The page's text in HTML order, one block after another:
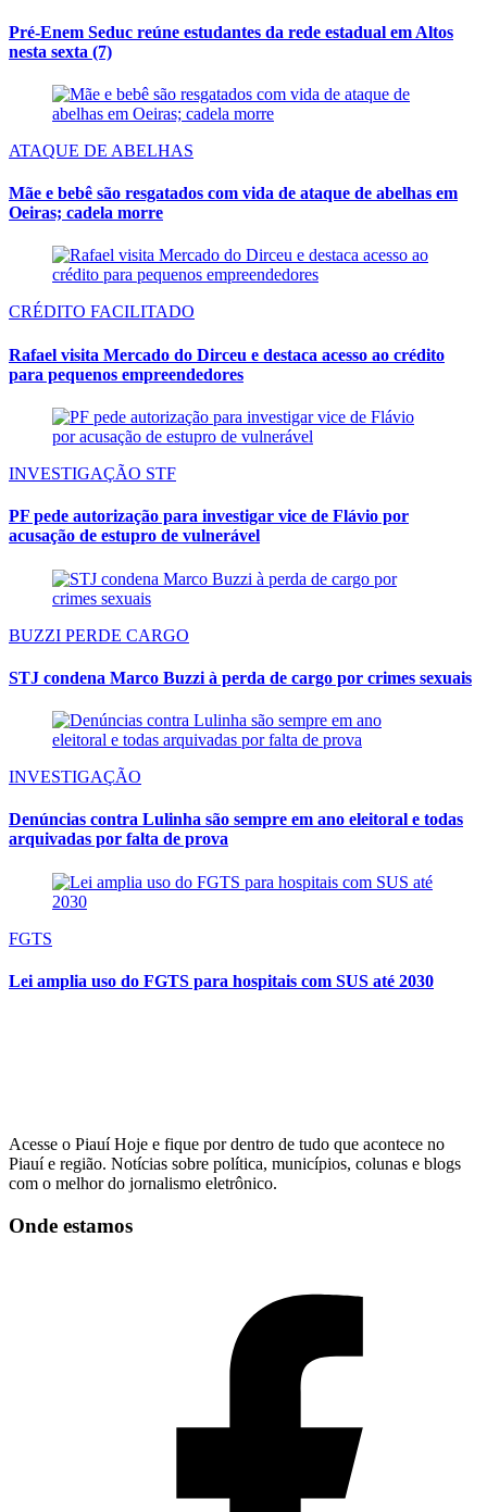
Pré-Enem Seduc reúne estudantes da rede estadual em Altos
nesta sexta (7)
ATAQUE DE ABELHAS
Mãe e bebê são resgatados com vida de ataque de abelhas em
Oeiras; cadela morre
CRÉDITO FACILITADO
Rafael visita Mercado do Dirceu e destaca acesso ao crédito
para pequenos empreendedores
INVESTIGAÇÃO STF
PF pede autorização para investigar vice de Flávio por
acusação de estupro de vulnerável
BUZZI PERDE CARGO
STJ condena Marco Buzzi à perda de cargo por crimes sexuais
INVESTIGAÇÃO
Denúncias contra Lulinha são sempre em ano eleitoral e todas
arquivadas por falta de prova
FGTS
Lei amplia uso do FGTS para hospitais com SUS até 2030
Acesse o Piauí Hoje e fique por dentro de tudo que acontece no
Piauí e região. Notícias sobre política, municípios, colunas e blogs
com o melhor do jornalismo eletrônico.
Onde estamos